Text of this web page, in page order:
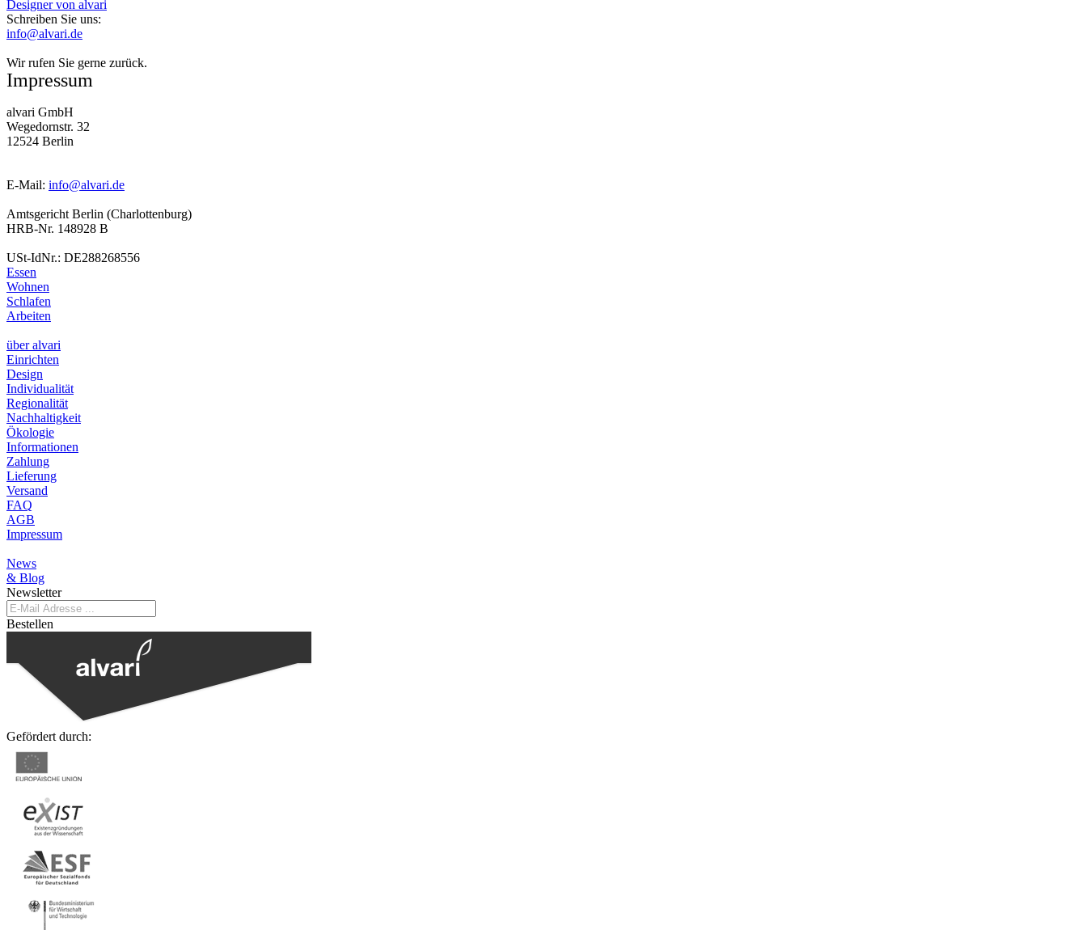
Designer von alvari
Schreiben Sie uns:
info@alvari.de
Wir rufen Sie gerne zurück.
Impressum
alvari GmbH
Wegedornstr. 32
12524 Berlin
E-Mail: info@alvari.de
Amtsgericht Berlin (Charlottenburg)
HRB-Nr. 148928 B
USt-IdNr.: DE288268556
Essen
Wohnen
Schlafen
Arbeiten
über alvari
Einrichten
Design
Individualität
Regionalität
Nachhaltigkeit
Ökologie
Informationen
Zahlung
Lieferung
Versand
FAQ
AGB
Impressum
News
& Blog
Newsletter
Bestellen
Gefördert durch: